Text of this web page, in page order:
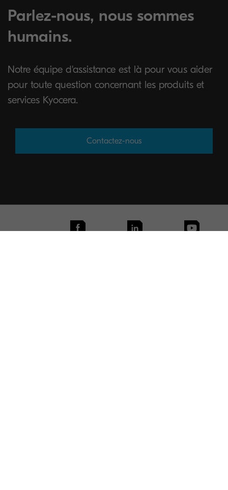
Parlez-nous, nous sommes
humains.
Notre équipe d'assistance est là pour vous aider
pour toute question concernant les produits et
services Kyocera.
Contactez-nous